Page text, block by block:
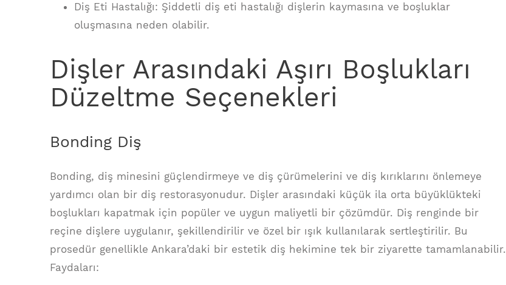
Diş Eti Hastalığı: Şiddetli diş eti hastalığı dişlerin kaymasına ve boşluklar
oluşmasına neden olabilir.
Dişler Arasındaki Aşırı Boşlukları
Düzeltme Seçenekleri
Bonding Diş
Bonding, diş minesini güçlendirmeye ve diş çürümelerini ve diş kırıklarını önlemeye
yardımcı olan bir diş restorasyonudur. Dişler arasındaki küçük ila orta büyüklükteki
boşlukları kapatmak için popüler ve uygun maliyetli bir çözümdür. Diş renginde bir
reçine dişlere uygulanır, şekillendirilir ve özel bir ışık kullanılarak sertleştirilir. Bu
prosedür genellikle Ankara’daki bir estetik diş hekimine tek bir ziyarette tamamlanabilir.
Faydaları: